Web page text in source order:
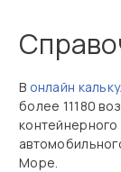
В онлайн
более 11180
контейнерного
Море.